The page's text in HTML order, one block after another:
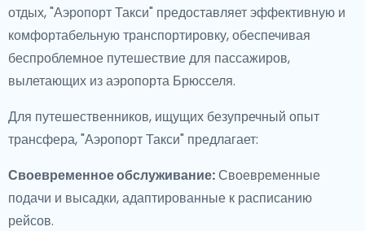
отдых, "Аэропорт Такси" предоставляет эффективную и
комфортабельную транспортировку, обеспечивая
беспроблемное путешествие для пассажиров,
вылетающих из аэропорта Брюсселя.
Для путешественников, ищущих безупречный опыт
трансфера, "Аэропорт Такси" предлагает:
Своевременное обслуживание:Своевременные
подачи и высадки, адаптированные к расписанию
рейсов.